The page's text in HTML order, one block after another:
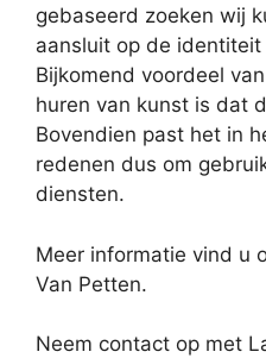
gebaseerd zoeken wij
aansluit op de
Bijkomend voordeel
huren van kunst is dat
Bovendien past het in
redenen dus om
diensten.
Meer informatie vind u
Van Petten.
Neem contact op met